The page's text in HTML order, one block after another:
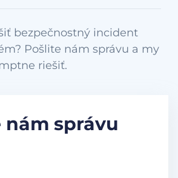
bezpečnostný incident
Pošlite nám správu a my
riešiť.
nám správu